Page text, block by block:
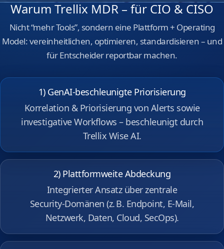
Warum Trellix MDR – für CIO & CISO
Nicht “mehr Tools”, sondern eine Plattform + Operating
Model: vereinheitlichen, optimieren, standardisieren – und
für Entscheider reportbar machen.
1) GenAI‑beschleunigte Priorisierung
Korrelation & Priorisierung von Alerts sowie
investigative Workflows – beschleunigt durch
Trellix Wise AI.
2) Plattformweite Abdeckung
Integrierter Ansatz über zentrale
Security‑Domänen (z. B. Endpoint, E‑Mail,
Netzwerk, Daten, Cloud, SecOps).